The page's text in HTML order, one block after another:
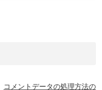
コメントデータの処理方法の